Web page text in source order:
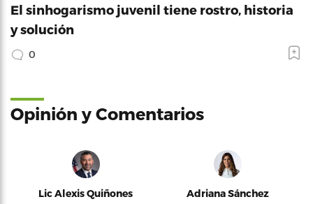
El sinhogarismo juvenil tiene rostro, historia
y solución
0
Opinión y Comentarios
Lic Alexis Quiñones Adriana Sánchez